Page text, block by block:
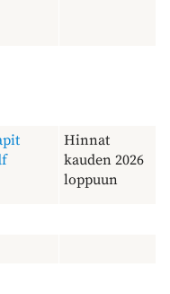
Hinnat
kauden 2026
loppuun